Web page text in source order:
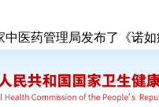
医药管理局发布了《诺